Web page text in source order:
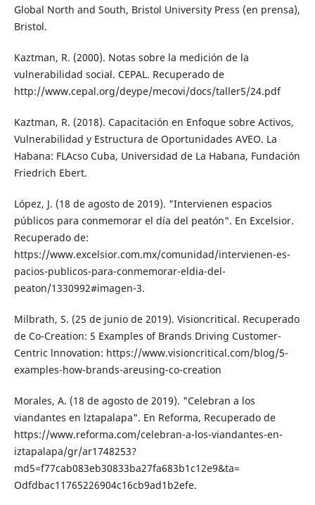
Global North and South, Bristol University Press (en prensa),
Bristol.
Kaztman, R. (2000). Notas sobre la medición de la
vulnerabilidad social. CEPAL. Recupera­do de
http://www.cepal.org/deype/meco­vi/docs/taller5/24.pdf
Kaztman, R. (2018). Capacitación en Enfoque sobre Activos,
Vulnerabilidad y Estructura de Oportunidades AVEO. La
Habana: FLAcso Cuba, Universidad de La Habana, Funda­ción
Friedrich Ebert.
López, J. (18 de agosto de 2019). "Inter­vienen espacios
públicos para conme­morar el día del peatón". En Excelsior.
Recuperado de:
https://www.excelsior.com.mx/comunidad/intervienen-es­
pacios-publicos-para-conmemorar-el­dia-del-
peaton/1330992#imagen-3.
Milbrath, S. (25 de junio de 2019). Visioncriti­cal. Recuperado
de Co-Creation: 5 Exam­ples of Brands Driving Customer-
Centric lnnovation: https://www.visioncritical.com/blog/5-
examples-how-brands-are­using-co-creation
Morales, A. (18 de agosto de 2019). "Celebran a los
viandantes en lztapalapa". En Refor­ma, Recuperado de
https://www.reforma.com/celebran-a-los-viandantes-en-
iztapa­lapa/gr/ar1748253?
md5=f77cab083eb30833ba27fa683b1c12e9&ta=
Odfdbac11765226904c16cb9ad1b2efe.